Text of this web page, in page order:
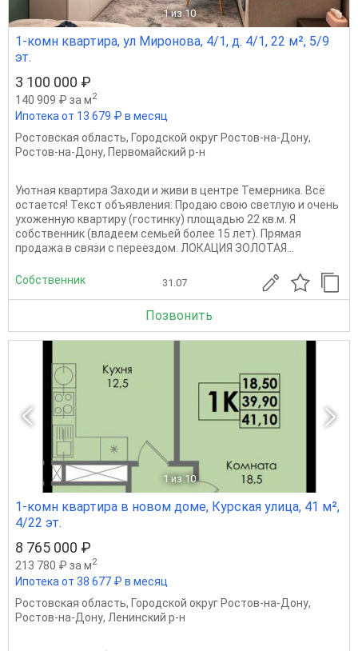
1 из 10
1-комн квартира, ул Миронова, 4/1, д. 4/1, 22 м², 5/9
эт.
3 100 000 ₽
140 909 ₽ за м2
Ипотека от 13 679 ₽ в месяц
Ростовская область, Городской округ Ростов-на-Дону,
Ростов-на-Дону, Первомайский р-н
Уютная квартира Заходи и живи в центре Темерника. Всё
остается! Текст объявления: Продаю свою светлую и очень
ухоженную квартиру (гостинку) площадью 22 кв.м. Я
собственник (владеем семьей более 15 лет). Прямая
продажа в связи с переездом. ЛОКАЦИЯ ЗОЛОТАЯ...
Собственник 31.07
Позвонить
1 из 10
1-комн квартира в новом доме, Курская улица, 41 м²,
4/22 эт.
8 765 000 ₽
213 780 ₽ за м2
Ипотека от 38 677 ₽ в месяц
Ростовская область, Городской округ Ростов-на-Дону,
Ростов-на-Дону, Ленинский р-н